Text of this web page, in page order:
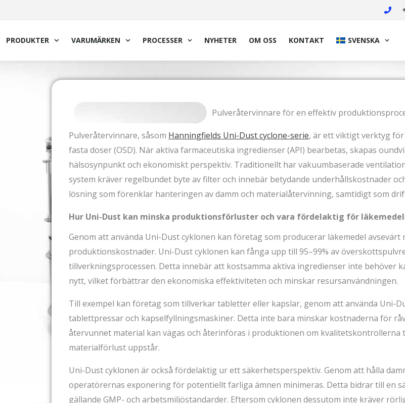
innehåll
PRODUKTER VARUMÄRKEN PROCESSER NYHETER OM OSS KONTAKT SVENSKA
Pulveråtervinnare för en effektiv
Pulveråtervinnare, såsom Hanningfields Uni-Dust cyclone-serie, är ett viktigt verktyg
fasta doser (OSD). När aktiva farmaceutiska ingredienser (API) bearbetas, skapas
hälsosynpunkt och ekonomiskt perspektiv. Traditionellt har vakuumbaserade
system kräver regelbundet byte av filter och innebär betydande underhållskostnader
lösning som förenklar hanteringen av damm och materialåtervinning, samtidigt som
Hur Uni-Dust kan minska produktionsförluster och vara fördelaktig för
Genom att använda Uni-Dust cyklonen kan företag som producerar läkemedel
produktionskostnader. Uni-Dust cyklonen kan fånga upp till 95–99% av
tillverkningsprocessen. Detta innebär att kostsamma aktiva ingredienser inte behöver
nytt, vilket förbättrar den ekonomiska effektiviteten och minskar resursanvändningen.
Till exempel kan företag som tillverkar tabletter eller kapslar, genom att använda Uni-
tablettpressar och kapselfyllningsmaskiner. Detta inte bara minskar kostnaderna för
återvunnet material kan vägas och återinföras i produktionen om kvalitetskontrollerna
materialförlust uppstår.
Uni-Dust cyklonen är också fördelaktig ur ett säkerhetsperspektiv. Genom att hålla
operatörernas exponering för potentiellt farliga ämnen minimeras. Detta bidrar till en
gällande GMP- och arbetsmiljöstandarder. Eftersom cyklonen dessutom inte kräver